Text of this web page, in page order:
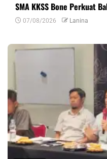
SMA KKSS Bone Perkuat
07/08/2026 Lanina